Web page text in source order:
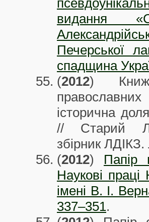
видання
Печерської
спадщина
(2012)
історична
// Старий
збірник
(2012) Папір
Наукові праці
імені В. І.
337–351.